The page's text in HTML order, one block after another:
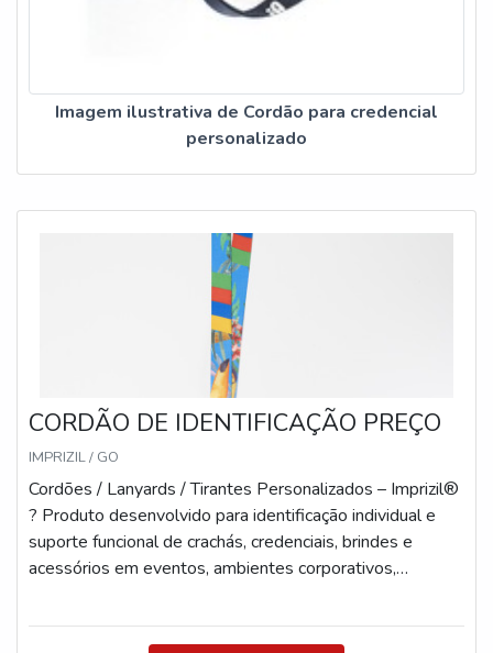
Imagem ilustrativa de Cordão para credencial
personalizado
CORDÃO DE IDENTIFICAÇÃO PREÇO
IMPRIZIL / GO
Cordões / Lanyards / Tirantes Personalizados – Imprizil®
? Produto desenvolvido para identificação individual e
suporte funcional de crachás, credenciais, brindes e
acessórios em eventos, ambientes corporativos,
Técnicas Cordões (uso peitoral): Comprimento: 87 cm
aberto | 43 cm fechado Larguras disponíveis: 12mm,